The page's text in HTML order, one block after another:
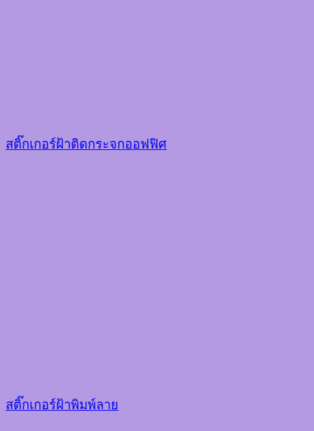
สติ๊กเกอร์ฝ้าติดกระจกออฟฟิศ
สติ๊กเกอร์ฝ้าพิมพ์ลาย